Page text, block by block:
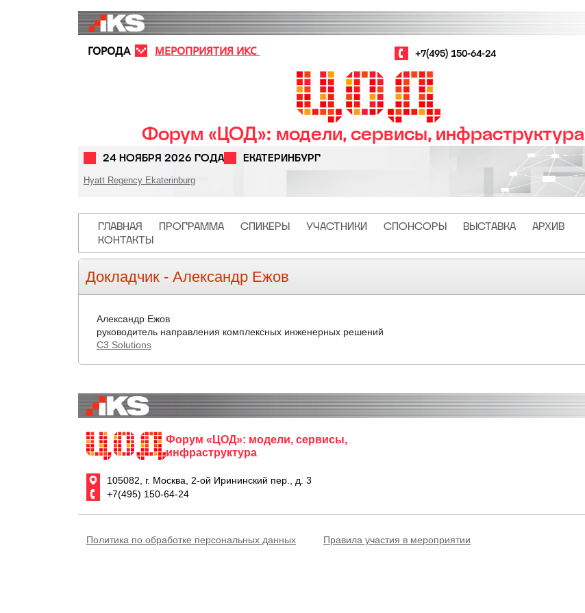
МЕРОПРИЯТИЯ ИКС +7(495) 150-64-24
ГОРОДА
Форум «ЦОД»: модели, сервисы, инфраструктура
24 НОЯБРЯ 2026 ГОДА ЕКАТЕРИНБУРГ
Hyatt Regency Ekaterinburg
Основная навигация
ГЛАВНАЯ ПРОГРАММА СПИКЕРЫ УЧАСТНИКИ СПОНСОРЫ ВЫСТАВКА
АРХИВ
КОНТАКТЫ
Докладчик - Александр Ежов
Александр Ежов
руководитель направления комплексных инженерных решений
C3 Solutions
Форум «ЦОД»: модели, сервисы,
инфраструктура
105082, г. Москва, 2-ой Ирининский пер., д. 3
+7(495) 150-64-24
Политика по обработке персональных данных Правила участия в мероприятии